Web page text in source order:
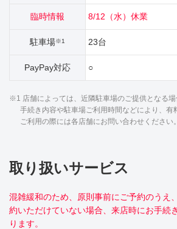
臨時情報 8/12（水）休業
駐車場※1 23台
PayPay対応 ○
※1 店舗によっては、近隣駐車場のご提供となる
手続き内容や駐車場ご利用時間などにより、有
ご利用の際には各店舗にお問い合わせください。
取り扱いサービス
混雑緩和のため、原則事前にご予約のうえ
約いただけていない場合、来店時にお手続
ります。